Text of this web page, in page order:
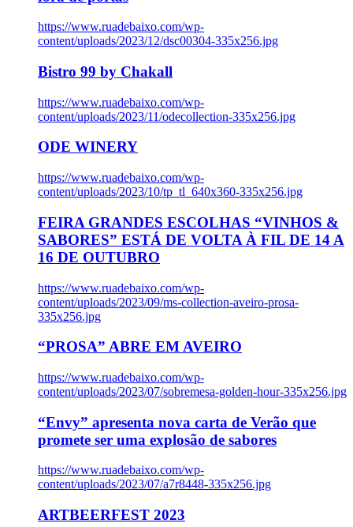
https://www.ruadebaixo.com/wp-
content/uploads/2023/12/dsc00304-335x256.jpg
Bistro 99 by Chakall
https://www.ruadebaixo.com/wp-
content/uploads/2023/11/odecollection-335x256.jpg
ODE WINERY
https://www.ruadebaixo.com/wp-
content/uploads/2023/10/tp_tl_640x360-335x256.jpg
FEIRA GRANDES ESCOLHAS “VINHOS &
SABORES” ESTÁ DE VOLTA À FIL DE 14 A
16 DE OUTUBRO
https://www.ruadebaixo.com/wp-
content/uploads/2023/09/ms-collection-aveiro-prosa-
335x256.jpg
“PROSA” ABRE EM AVEIRO
https://www.ruadebaixo.com/wp-
content/uploads/2023/07/sobremesa-golden-hour-335x256.jpg
“Envy” apresenta nova carta de Verão que
promete ser uma explosão de sabores
https://www.ruadebaixo.com/wp-
content/uploads/2023/07/a7r8448-335x256.jpg
ARTBEERFEST 2023